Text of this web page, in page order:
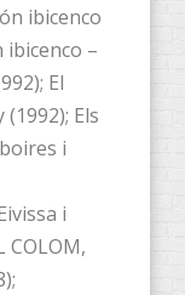
ibicenco
ibicenco –
El
Els
i
i
COLOM,